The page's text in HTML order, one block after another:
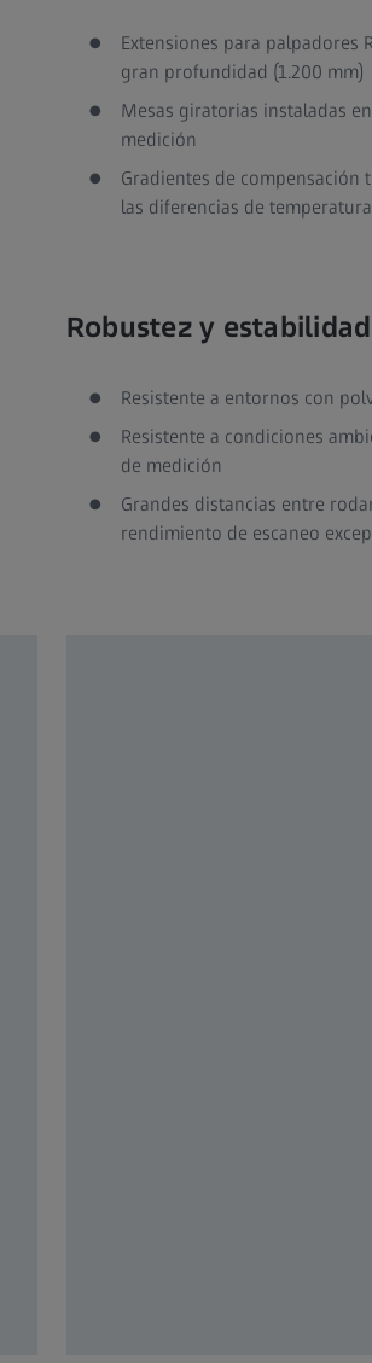
Extensiones para palpadores
gran profundidad (1.200 mm)
Mesas giratorias instaladas
medición
Gradientes de compensación
las diferencias de temperatura
Robustez y
Resistente a entornos con
Resistente a condiciones
de medición
Grandes distancias entre
rendimiento de escaneo